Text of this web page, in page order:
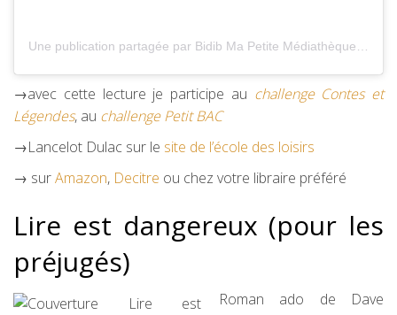
→avec cette lecture je participe au challenge Contes et
Légendes, au challenge Petit BAC
→Lancelot Dulac sur le site de l’école des loisirs
→ surAmazon, Decitre ou chez votre libraire préféré
Lire est dangereux (pour les
préjugés)
Roman ado de Dave